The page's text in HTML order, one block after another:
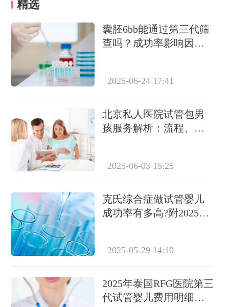
精选
囊胚6bb能通过第三代筛
查吗？成功率影响因素
2025-06-24 17:41
北京私人医院试管包男
孩服务解析：流程、费
2025-06-03 15:25
克氏综合症做试管婴儿
成功率有多高?附2025最
2025-05-29 14:10
2025年泰国RFG医院第三
代试管婴儿费用明细及